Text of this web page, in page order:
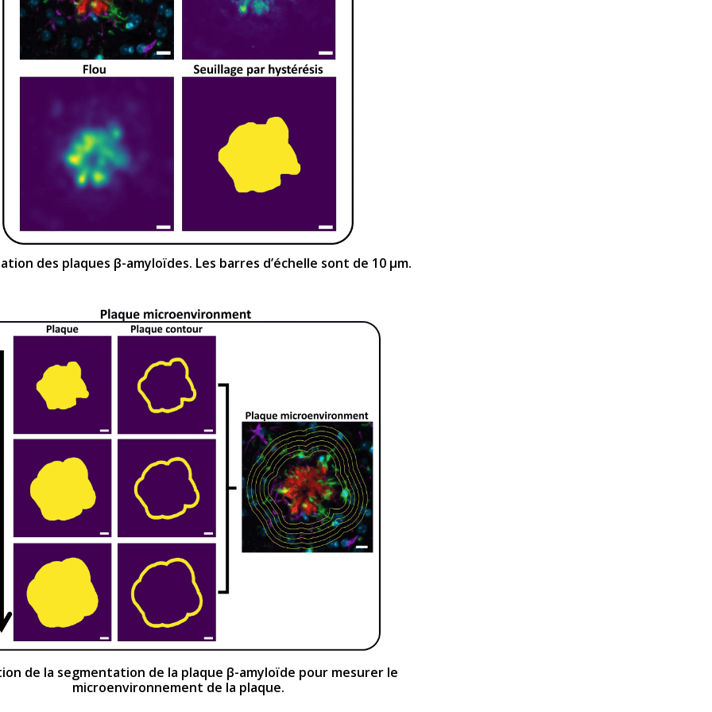
des plaques β-amyloïdes. Les barres d’échelle sont de 10 μm.
de la segmentation de la plaque β-amyloïde pour mesurer le
microenvironnement de la plaque.